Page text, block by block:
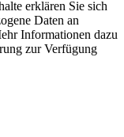
erklären Sie sich
Daten an
Informationen dazu
zur Verfügung